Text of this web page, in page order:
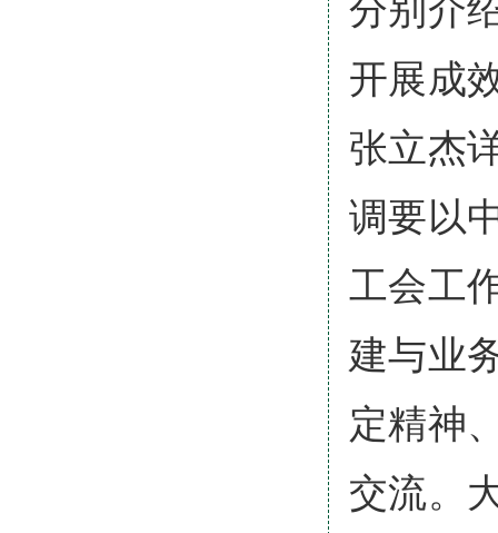
开展成
张立杰
调要以
工会工
建与业
定精神
交流。